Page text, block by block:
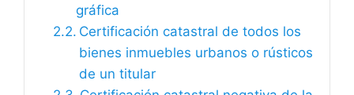
gráfica
Certificación catastral de todos los
bienes inmuebles urbanos o rústicos
de un titular